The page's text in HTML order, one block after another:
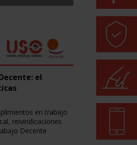
el
en trabajo
reivindicaciones
Decente